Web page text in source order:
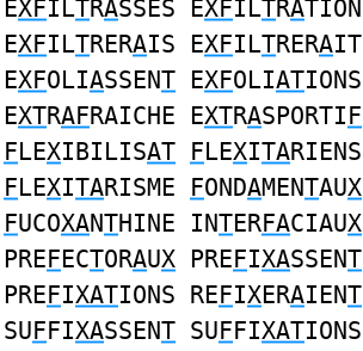
EXFILTRASSES EXFILTRATION
EXFILTRERAIS EXFILTRERAIT
EXFOLIASSENT EXFOLIATIONS
EXTRAFRAICHE EXTRASPORTIF
FLEXIBILISAT FLEXITARIENS
FLEXITARISME FONDAMENTAUX
FUCOXANTHINE INTERFACIAUX
PREFECTORAUX PREFIXASSENT
PREFIXATIONS REFIXERAIENT
SUFFIXASSENT SUFFIXATIONS